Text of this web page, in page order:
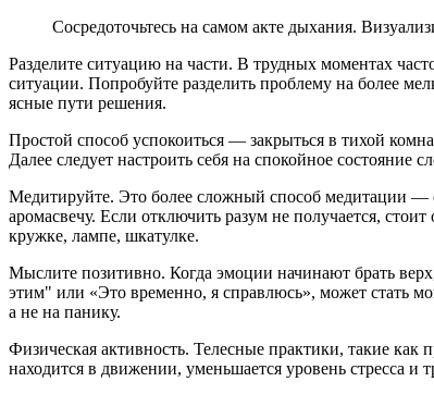
Сосредоточьтесь на самом акте дыхания.
Разделите ситуацию на части. В трудных моментах
ситуации. Попробуйте разделить проблему на более
ясные пути решения.
Простой способ успокоиться — закрыться в тихой
Далее следует настроить себя на спокойное состояние
Медитируйте. Это более сложный способ медитации —
аромасвечу. Если отключить разум не получается,
кружке, лампе, шкатулке.
Мыслите позитивно. Когда эмоции начинают брать
этим" или «Это временно, я справлюсь», может стать
а не на панику.
Физическая активность. Телесные практики, такие
находится в движении, уменьшается уровень стресса